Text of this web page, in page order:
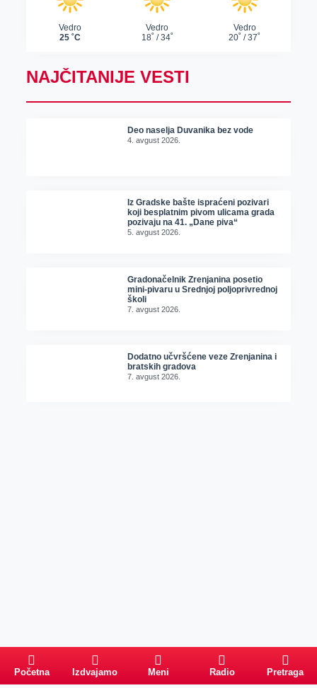
NAJČITANIJE VESTI
Deo naselja Duvanika bez vode
4. avgust 2026.
Iz Gradske bašte ispraćeni pozivari
koji besplatnim pivom ulicama grada
pozivaju na 41. „Dane piva“
5. avgust 2026.
Gradonačelnik Zrenjanina posetio
mini-pivaru u Srednjoj poljoprivrednoj
školi
7. avgust 2026.
Dodatno učvršćene veze Zrenjanina i
bratskih gradova
7. avgust 2026.
Početna Izdvajamo Meni Radio Pretraga